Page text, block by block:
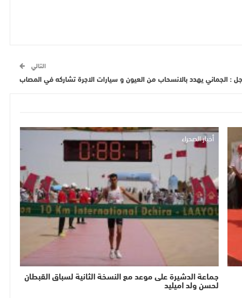
التالي
: الجماني يهدد بالانسحاب من العيون و سيارات الاجرة تشاركه في المصاب
أخبار الصحراء
جماعة الدشيرة على موعد مع النسخة الثانية لسباق القبطان
لحسن ولد اميليد